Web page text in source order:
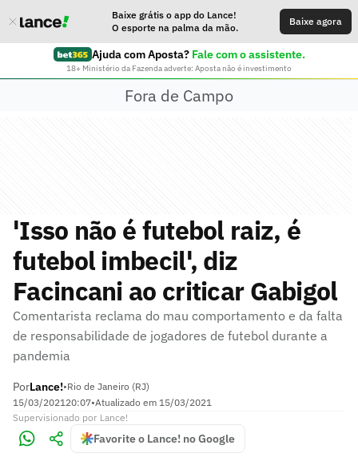
Baixe grátis o app do Lance!
O esporte na palma da mão.
Baixe agora
Ajuda com Aposta? Fale com o assistente.
18+ Ministério da Fazenda adverte: Aposta não é investimento
Fora de Campo
'Isso não é futebol raiz, é
futebol imbecil', diz
Facincani ao criticar Gabigol
Comentarista reclama do mau comportamento e da falta
de responsabilidade de jogadores de futebol durante a
pandemia
PorLance!•Rio de Janeiro (RJ)
15/03/202120:07•Atualizado em 15/03/2021
Supervisionado por Lance!
Favorite o Lance! no Google